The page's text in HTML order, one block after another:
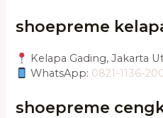
shoepreme
Kelapa Gading, Jakarta
WhatsApp: 0821-1136-
shoepreme